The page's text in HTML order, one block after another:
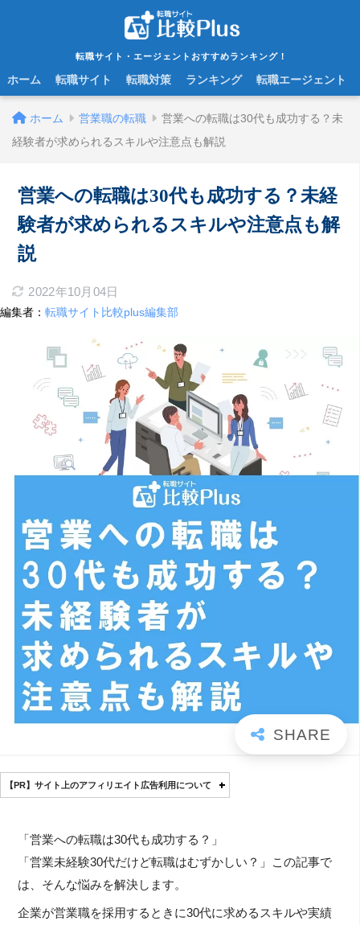
転職サイト・エージェントおすすめランキング！
ホーム 転職サイト 転職対策 ランキング 転職エージェント
ホーム 営業職の転職
営業への転職は30代も成功する？未
経験者が求められるスキルや注意点も解説
営業への転職は30代も成功する？未経
験者が求められるスキルや注意点も解
説
2022年10月04日
編集者： 転職サイト比較plus編集部
【PR】サイト上のアフィリエイト広告利用について
「営業への転職は30代も成功する？」
「営業未経験30代だけど転職はむずかしい？」この記事で
は、そんな悩みを解決します。
企業が営業職を採用するときに30代に求めるスキルや実績